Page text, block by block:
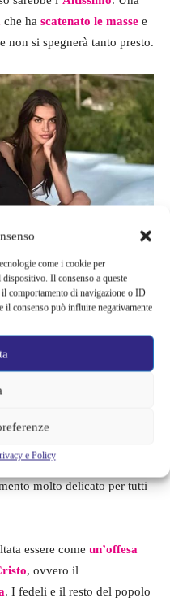
come i cookie per
Il consenso a queste
comportamento di navigazione o ID
il consenso può influire negativamente
e Policy
che ha scatenato le masse e
non si spegnerà tanto presto.
già con una grossa polemica –
di suo figlio (
sottinteso (e neanche
i fedeli hanno ritenuta
molto delicato per tutti
essere come un’offesa
, ovvero il
. I fedeli e il resto del popolo